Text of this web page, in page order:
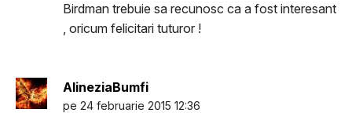
Birdman trebuie sa recunosc ca a fost interesant
, oricum felicitari tuturor !
AlineziaBumfi
pe 24 februarie 2015 12:36